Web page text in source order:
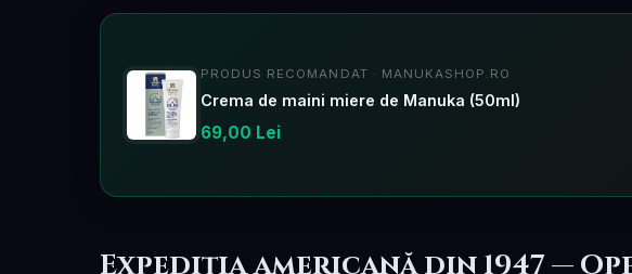
PRODUS RECOMANDAT · MANUKASHOP.RO
Crema de maini miere de Manuka (50ml)
69,00 Lei
Expediția americană din 1947 —